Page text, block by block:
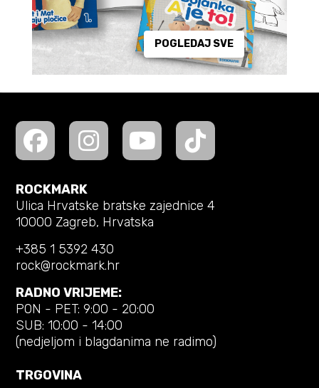
POGLEDAJ SVE
ROCKMARK
Ulica Hrvatske bratske zajednice 4
10000 Zagreb, Hrvatska
+385 1 5392 430
rock@rockmark.hr
RADNO VRIJEME:
PON - PET: 9:00 - 20:00
SUB: 10:00 - 14:00
(nedjeljom i blagdanima ne radimo)
TRGOVINA